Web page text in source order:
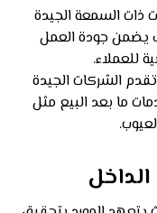
ذات السمعة الجيدة
يضمن جودة العمل
للعملاء.
الشركات الجيدة
ما بعد البيع مثل